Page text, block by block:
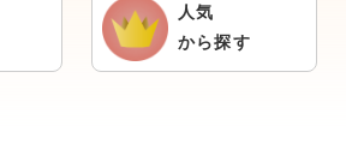
人気
から探す